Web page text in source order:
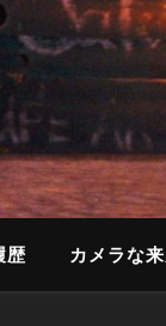
歴 カメラな